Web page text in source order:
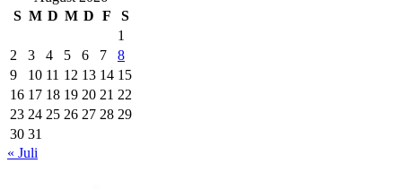
S M D M D F
S
1
2
3 4 5 6 7
8
9
10 11 12 13 14 15
16 17 18 19 20 21 22
23 24 25 26 27 28 29
30 31
« Juli